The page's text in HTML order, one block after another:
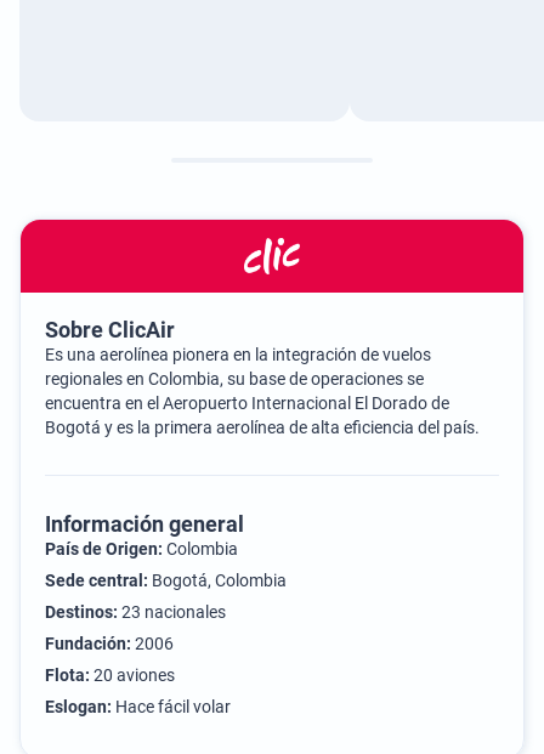
Sobre ClicAir
Es una aerolínea pionera en la integración de vuelos
regionales en Colombia, su base de operaciones se
encuentra en el Aeropuerto Internacional El Dorado de
Bogotá y es la primera aerolínea de alta eficiencia del país.
Información general
País de Origen: Colombia
Sede central: Bogotá, Colombia
Destinos: 23 nacionales
Fundación: 2006
Flota: 20 aviones
Eslogan: Hace fácil volar